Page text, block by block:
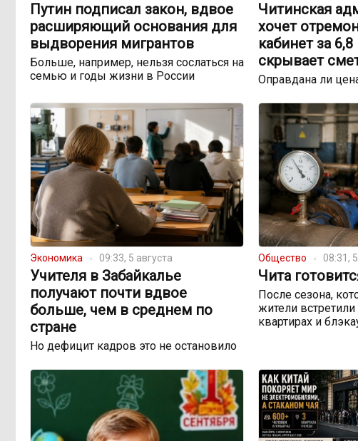
Путин подписал закон, вдвое
расширяющий основания для
выдворения мигрантов
Больше, например, нельзя сослаться на
семью и годы жизни в России
Читинская
хочет
кабинет за
скрывает
Оправдана ли
Экономика 09:33, 5 августа
Учителя в Забайкалье
получают почти вдвое
больше, чем в среднем по
стране
Но дефицит кадров это не остановило
Общество 08:31,
Чита
После сезона,
жители встретили
квартирах и